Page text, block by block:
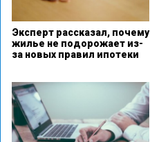
Эксперт рассказал, почему
жилье не подорожает из-
за новых правил ипотеки